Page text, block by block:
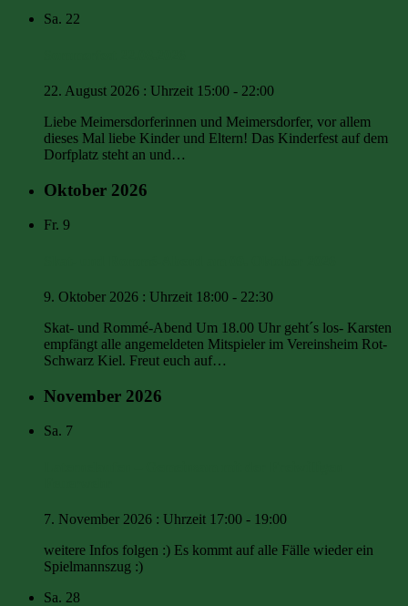
Sa. 22
22. August 2026 : Uhrzeit 15:00 - 22:00
Liebe Meimersdorferinnen und Meimersdorfer, vor allem
dieses Mal liebe Kinder und Eltern! Das Kinderfest auf dem
Dorfplatz steht an und…
Oktober 2026
Fr. 9
9. Oktober 2026 : Uhrzeit 18:00 - 22:30
Skat- und Rommé-Abend Um 18.00 Uhr geht´s los- Karsten
empfängt alle angemeldeten Mitspieler im Vereinsheim Rot-
Schwarz Kiel. Freut euch auf…
November 2026
Sa. 7
7. November 2026 : Uhrzeit 17:00 - 19:00
weitere Infos folgen :) Es kommt auf alle Fälle wieder ein
Spielmannszug :)
Sa. 28